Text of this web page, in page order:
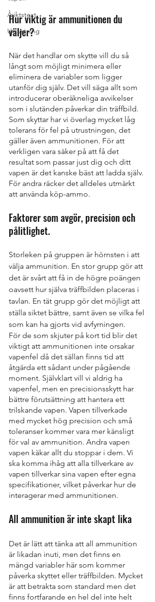
Åsiktstext
Utrustning
Hur viktig är ammunitionen du
väljer?
När det handlar om skytte vill du så
långt som möjligt minimera eller
eliminera de variabler som ligger
utanför dig själv. Det vill säga allt som
introducerar oberäkneliga avvikelser
som i slutänden påverkar din träffbild.
Som skyttar har vi överlag mycket låg
tolerans för fel på utrustningen, det
gäller även ammunitionen. För att
verkligen vara säker på att få det
resultat som passar just dig och ditt
vapen är det kanske bäst att ladda själv.
För andra räcker det alldeles utmärkt
att använda köp-ammo.
Faktorer som avgör, precision och
pålitlighet.
Storleken på gruppen är hörnsten i att
välja ammunition. En stor grupp gör att
det är svårt att få in de högre poängen
oavsett hur själva träffbilden placeras i
tavlan. En tät grupp gör det möjligt att
ställa siktet bättre, samt även se vilka fel
som kan ha gjorts vid avfyrningen.
För de som skjuter på kort tid blir det
viktigt att ammunitionen inte orsakar
vapenfel då det sällan finns tid att
åtgärda ett sådant under pågående
moment. Självklart vill vi aldrig ha
vapenfel, men en precisionsskytt har
bättre förutsättning att hantera ett
trilskande vapen. Vapen tillverkade
med mycket hög precision och små
toleranser kommer vara mer känsligt
för val av ammunition. Andra vapen
vapen käkar allt du stoppar i dem. Vi
ska komma ihåg att alla tillverkare av
vapen tillverkar sina vapen efter egna
specifikationer, vilket påverkar hur de
interagerar med ammunitionen.
All ammunition är inte skapt lika
Det är lätt att tänka att all ammunition
är likadan inuti, men det finns en
mängd variabler här som kommer
påverka skyttet eller träffbilden. Mycket
är att betrakta som standard men det
finns fortfarande en hel del inte helt